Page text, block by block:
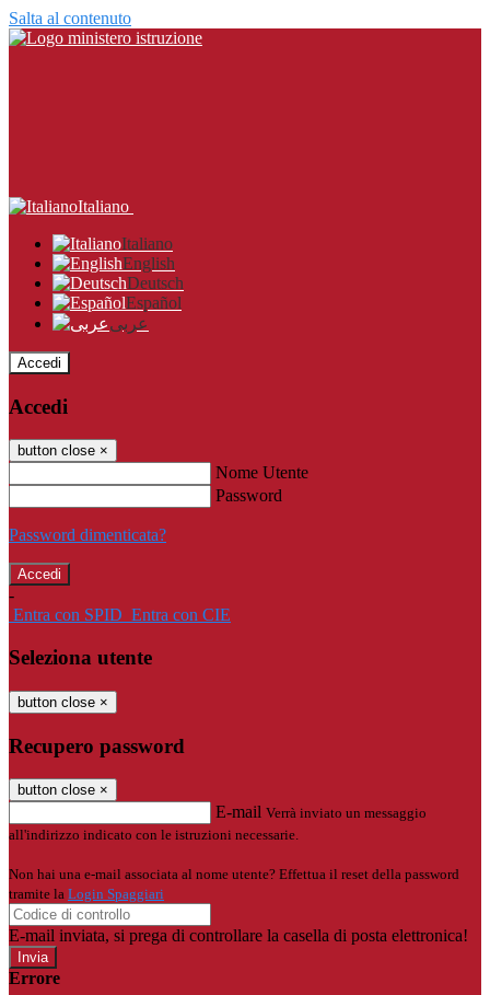
Salta al contenuto
Italiano
Italiano
English
Deutsch
Español
عربى
Accedi
Accedi
button close ×
Nome Utente
Password
Password dimenticata?
-
Entra con SPID Entra con CIE
Seleziona utente
button close ×
Recupero password
button close ×
E-mail Verrà inviato un messaggio
all'indirizzo indicato con le istruzioni necessarie.
Non hai una e-mail associata al nome utente? Effettua il reset della password
tramite la Login Spaggiari
E-mail inviata, si prega di controllare la casella di posta elettronica!
Errore